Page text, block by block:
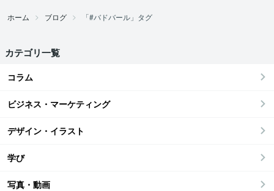
ホーム ブログ 「#バドバール」タグ
カテゴリ一覧
コラム
ビジネス・マーケティング
デザイン・イラスト
学び
写真・動画